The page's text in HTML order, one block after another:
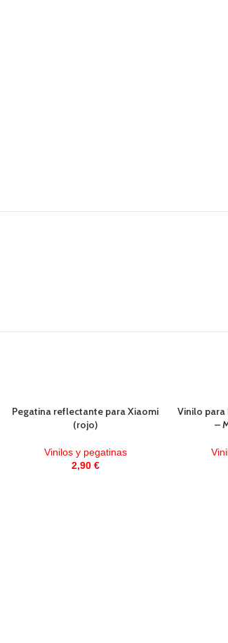
Pegatina reflectante para Xiaomi
(rojo)
Vinilos y pegatinas
2,90 €
Vinilo
–